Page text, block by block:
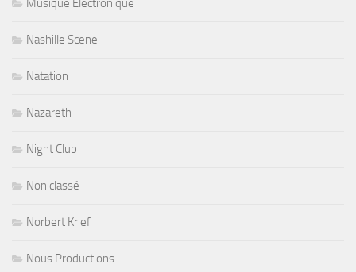
Musique Electronique
Nashille Scene
Natation
Nazareth
Night Club
Non classé
Norbert Krief
Nous Productions